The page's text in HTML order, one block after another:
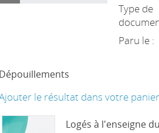
Type de
Paru le :
Dépouillements
le résultat dans votre panier
Logés à l'enseigne